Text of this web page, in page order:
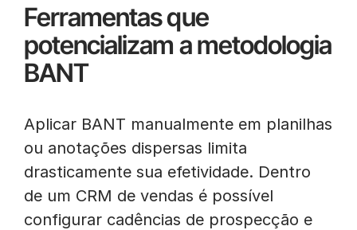
Ferramentas que
potencializam a metodologia
BANT
Aplicar BANT manualmente em planilhas
ou anotações dispersas limita
drasticamente sua efetividade. Dentro
de um CRM de vendas é possível
configurar cadências de prospecção e